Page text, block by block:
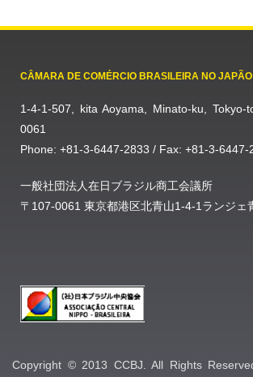
CÂMARA DE COMÉRCIO BRASILEIRA NO JAPÃO
1-4-1-507, kita Aoyama, Minato-ku, Tokyo-
0061
Phone: +81-3-6447-2833 / Fax: +81-3-6447-
一般社団法人在日ブラジル商工会議所
〒107-0061 東京都港区北青山1-4-1ランジェ
Copyright © 2013 CCBJ. All Rights